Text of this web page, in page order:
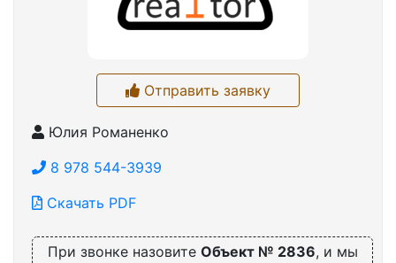
Отправить заявку
Юлия Романенко
8 978 544-3939
Скачать PDF
При звонке назовите Объект № 2836, и мы